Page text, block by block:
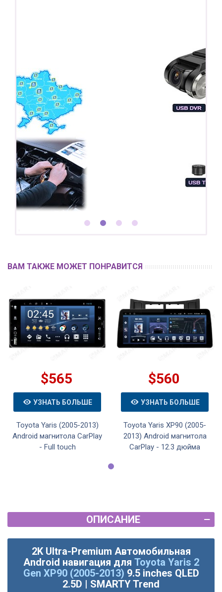
ВАМ ТАКЖЕ МОЖЕТ ПОНРАВИТСЯ
$565
УЗНАТЬ БОЛЬШЕ
Toyota Yaris (2005-2013)
Android магнитола CarPlay
- Full touch
$560
УЗНАТЬ БОЛЬШЕ
Toyota Yaris XP90 (2005-
2013) Android магнитола
CarPlay - 12.3 дюйма
ОПИСАНИЕ
2K Ultra-Premium Автомобильная
Android навигация для Toyota Yaris 2
Gen XP90 (2005-2013) 9.5 inches QLED
2.5D | SMARTY Trend